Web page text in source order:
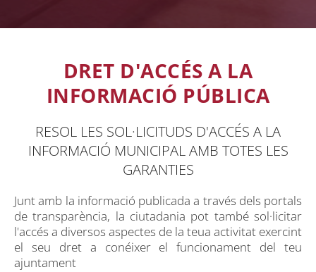
DRET D'ACCÉS A LA
INFORMACIÓ PÚBLICA
RESOL LES SOL·LICITUDS D'ACCÉS A LA
INFORMACIÓ MUNICIPAL AMB TOTES LES
GARANTIES
Junt amb la informació publicada a través dels portals
de transparència, la ciutadania pot també sol·licitar
l'accés a diversos aspectes de la teua activitat exercint
el seu dret a conéixer el funcionament del teu
ajuntament